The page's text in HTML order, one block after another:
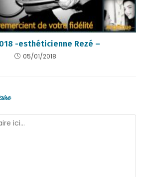
-esthéticienne Rezé –
05/01/2018